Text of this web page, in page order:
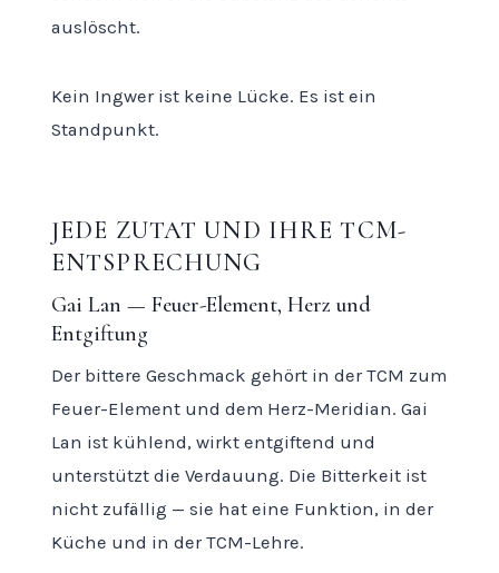
auslöscht.
Kein Ingwer ist keine Lücke. Es ist ein
Standpunkt.
JEDE ZUTAT UND IHRE TCM-
ENTSPRECHUNG
Gai Lan — Feuer-Element, Herz und
Entgiftung
Der bittere Geschmack gehört in der TCM zum
Feuer-Element und dem Herz-Meridian. Gai
Lan ist kühlend, wirkt entgiftend und
unterstützt die Verdauung. Die Bitterkeit ist
nicht zufällig — sie hat eine Funktion, in der
Küche und in der TCM-Lehre.